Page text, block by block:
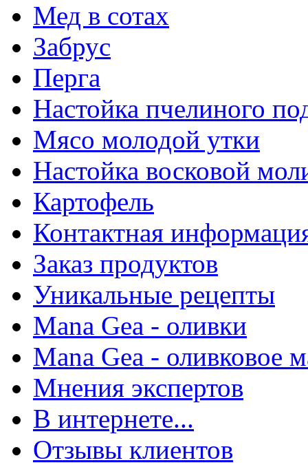
Мед в сотах
Забрус
Перга
Настойка пчелиного
Мясо молодой утки
Настойка восковой
Картофель
Контактная
Заказ продуктов
Уникальные рецепты
Mana Gea - оливки
Mana Gea - оливковое
Мнения экспертов
В интернете...
Отзывы клиентов